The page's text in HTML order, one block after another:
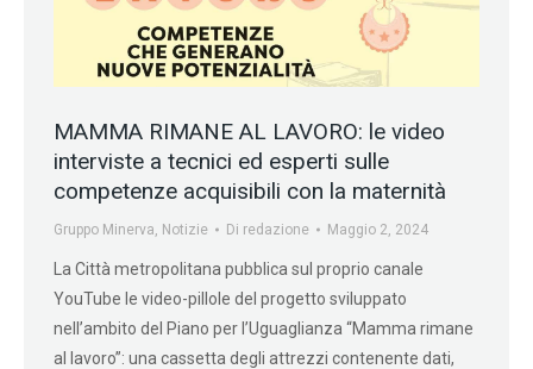
MAMMA RIMANE AL LAVORO: le video
interviste a tecnici ed esperti sulle
competenze acquisibili con la maternità
Gruppo Minerva, Notizie Di redazione Maggio 2, 2024
La Città metropolitana pubblica sul proprio canale
YouTube le video-pillole del progetto sviluppato
nell’ambito del Piano per l’Uguaglianza “Mamma rimane
al lavoro”: una cassetta degli attrezzi contenente dati,